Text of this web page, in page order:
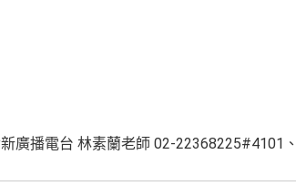
廣播電台 林素蘭老師 02-22368225#4101